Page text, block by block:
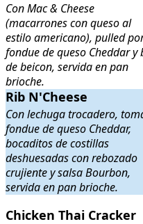
Con Mac & Cheese
(macarrones con queso al
estilo americano), pulled
fondue de queso Cheddar y
de beicon, servida en pan
brioche.
Rib N'Cheese . Con lechuga
Rib N'Cheese
Con lechuga trocadero,
fondue de queso Cheddar,
bocaditos de costillas
deshuesadas con rebozado
crujiente y salsa Bourbon,
servida en pan brioche.
Chicken Thai Cracker . Doble
Chicken Thai Cracker